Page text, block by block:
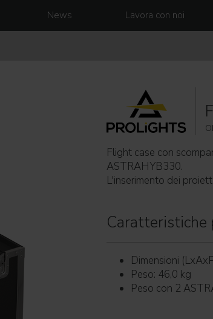
News Lavora con noi
Flight case con
ASTRAHYB330.
L'inserimento dei
Caratteristiche
Dimensioni
Peso: 46,0 kg
Peso con 2